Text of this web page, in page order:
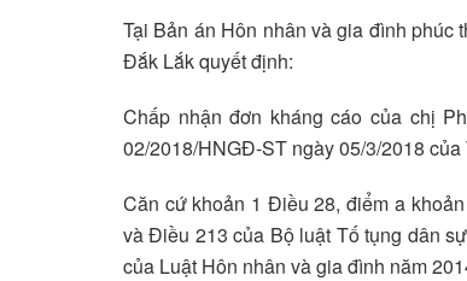
Tại Bản án Hôn nhân và gia đình phúc
Đắk Lắk quyết định:
Chấp nhận đơn kháng cáo của chị
02/2018/HNGĐ-ST ngày 05/3/2018
Căn cứ khoản 1 Điều 28, điểm a
và Điều 213 của Bộ luật Tố tụng dân
của Luật Hôn nhân và gia đình năm